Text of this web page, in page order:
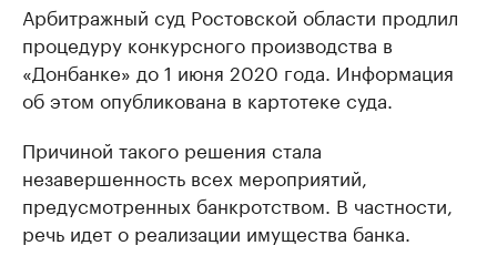
Арбитражный суд Ростовской области продлил
процедуру конкурсного производства в
«Донбанке» до 1 июня 2020 года. Информация
об этом опубликована в картотеке суда.
Причиной такого решения стала
незавершенность всех мероприятий,
предусмотренных банкротством. В частности,
речь идет о реализации имущества банка.